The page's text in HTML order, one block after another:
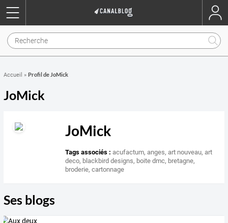
Accueil » Profil de JoMick
JoMick
JoMick
Tags associés : acufactum,anges,art nouveau,art
deco, blackbird designs, boite dmc, bretagne,
broderie,cartonnage
Ses blogs